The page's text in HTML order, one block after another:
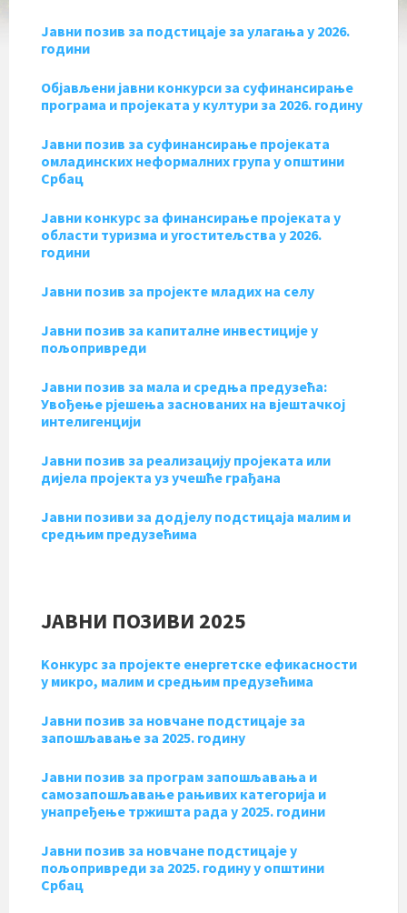
Jавни позив за подстицаје за улагања у 2026.
години
Објављени јавни конкурси за суфинансирање
програма и пројеката у култури за 2026. годину
Јавни позив за суфинансирање пројеката
омладинских неформалних група у општини
Србац
Јавни конкурс за финансирање пројеката у
области туризма и угоститељства у 2026.
години
Јавни позив за пројекте младих на селу
Jавни позив за капиталне инвестиције у
пољопривреди
Јавни позив за мала и средња предузећа:
Увођење рјешења заснованих на вјештачкој
интелигенцији
Јавни позив за реализацију пројеката или
дијела пројекта уз учешће грађана
Jавни позиви за додјелу подстицаја малим и
средњим предузећима
ЈАВНИ ПОЗИВИ 2025
Kонкурс за пројекте енергетске ефикасности
у микро, малим и средњим предузећима
Jавни позив за новчане подстицаје за
запошљавање за 2025. годину
Jавни позив за програм запошљавања и
самозапошљавање рањивих категорија и
унапређење тржишта рада у 2025. години
Jавни позив за новчане подстицаје у
пољопривреди за 2025. годину у општини
Србац